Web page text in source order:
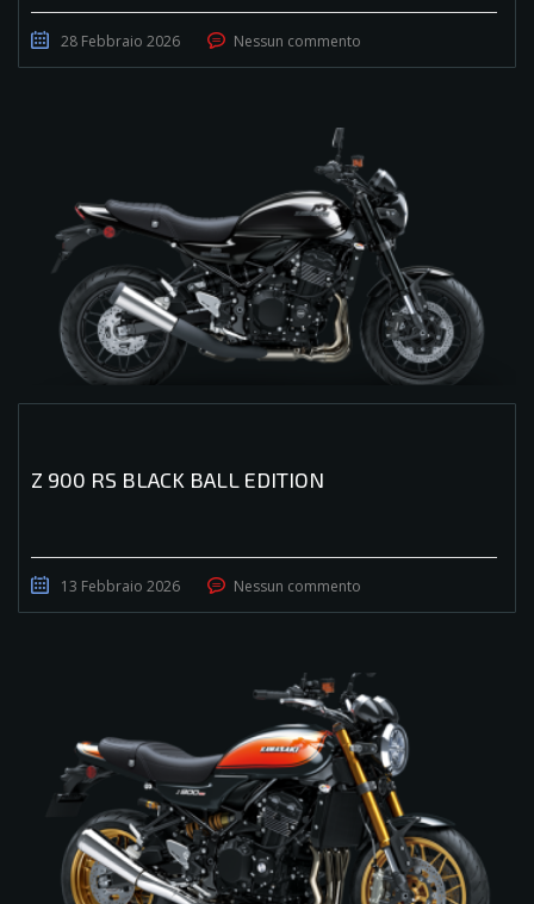
28 Febbraio 2026 Nessun commento
Z 900 RS BLACK BALL EDITION
13 Febbraio 2026 Nessun commento